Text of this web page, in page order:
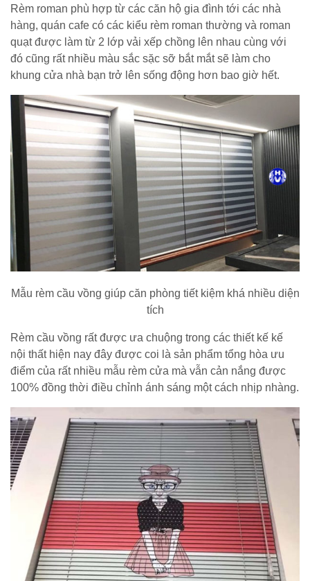
Rèm roman phù hợp từ các căn hộ gia đình tới các nhà
hàng, quán cafe có các kiểu rèm roman thường và roman
quạt được làm từ 2 lớp vải xếp chồng lên nhau cùng với
đó cũng rất nhiều màu sắc sặc sỡ bắt mắt sẽ làm cho
khung cửa nhà bạn trở lên sống động hơn bao giờ hết.
Mẫu rèm cầu vồng giúp căn phòng tiết kiệm khá nhiều diện
tích
Rèm cầu vồng rất được ưa chuộng trong các thiết kế kế
nội thất hiện nay đây được coi là sản phẩm tổng hòa ưu
điểm của rất nhiều mẫu rèm cửa mà vẫn cản nắng được
100% đồng thời điều chỉnh ánh sáng một cách nhịp nhàng.